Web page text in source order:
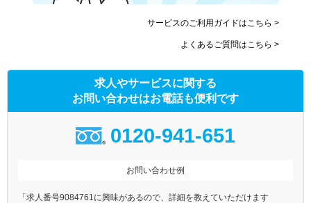
サービスのご利用ガイドはこちら >
よくあるご質問はこちら >
求人やサービスに関する
お問い合わせはお電話も便利です
0120-941-651
お問い合わせ例
「求人番号9084761に興味があるので、詳細を教えていただけます